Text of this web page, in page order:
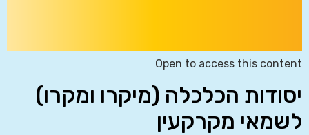
Open to access this content
יסודות הכלכלה (מיקרו ומקרו)
לשמאי מקרקעין